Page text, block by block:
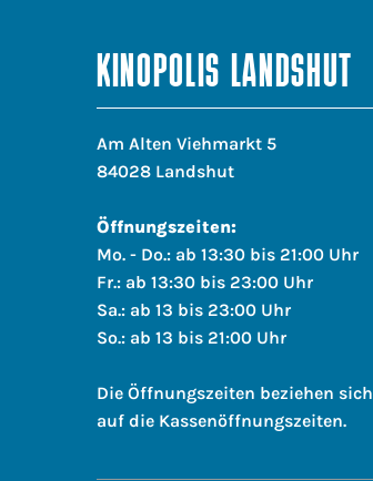
KINOPOLIS LANDSHUT
Am Alten Viehmarkt 5
84028 Landshut
Öffnungszeiten:
Mo. - Do.: ab 13:30 bis 21:00 Uhr
Fr.: ab 13:30 bis 23:00 Uhr
Sa.: ab 13 bis 23:00 Uhr
So.: ab 13 bis 21:00 Uhr
Die Öffnungszeiten beziehen sich
auf die Kassenöffnungszeiten.